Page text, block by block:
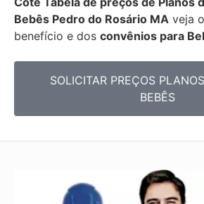
Bebês Pedro do Rosário MA veja
benefício e dos convênios para
SOLICITAR PREÇOS
BEBÊS